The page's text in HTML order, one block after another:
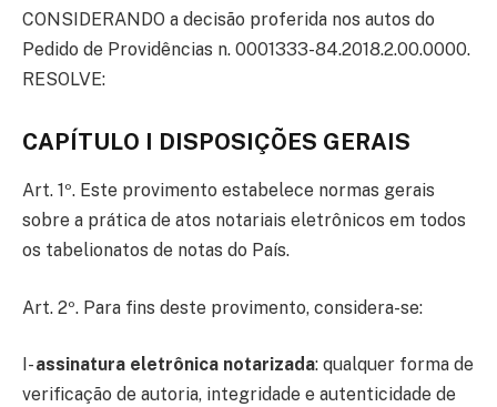
CONSIDERANDO a decisão proferida nos autos do
Pedido de Providências n. 0001333-84.2018.2.00.0000.
RESOLVE:
CAPÍTULO I DISPOSIÇÕES GERAIS
Art. 1º. Este provimento estabelece normas gerais
sobre a prática de atos notariais eletrônicos em todos
os tabelionatos de notas do País.
Art. 2º. Para fins deste provimento, considera-se:
I-assinatura eletrônica notarizada: qualquer forma de
verificação de autoria, integridade e autenticidade de